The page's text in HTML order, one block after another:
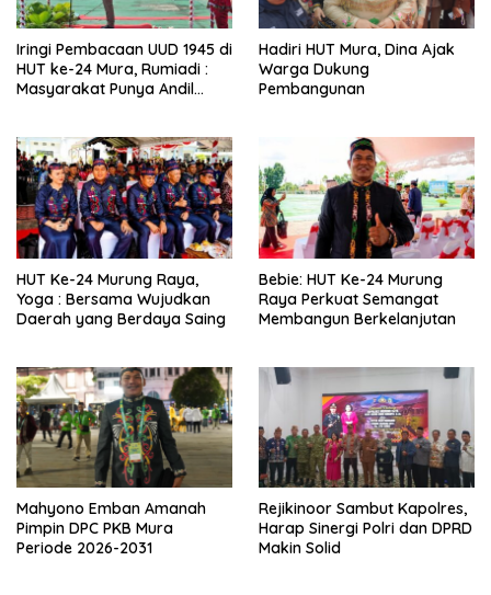
Iringi Pembacaan UUD 1945 di
HUT ke-24 Mura, Rumiadi :
Masyarakat Punya Andil
Hadiri HUT Mura, Dina Ajak
Warga Dukung
Pembangunan
HUT Ke-24 Murung Raya,
Yoga : Bersama Wujudkan
Daerah yang Berdaya Saing
Bebie: HUT Ke-24 Murung
Raya Perkuat Semangat
Membangun Berkelanjutan
Mahyono Emban Amanah
Pimpin DPC PKB Mura
Periode 2026-2031
Rejikinoor Sambut Kapolres,
Harap Sinergi Polri dan DPRD
Makin Solid